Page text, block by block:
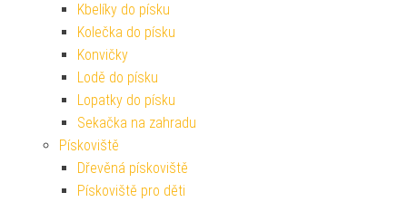
Kbelíky do písku
Kolečka do písku
Konvičky
Lodě do písku
Lopatky do písku
Sekačka na zahradu
Pískoviště
Dřevěná pískoviště
Pískoviště pro děti